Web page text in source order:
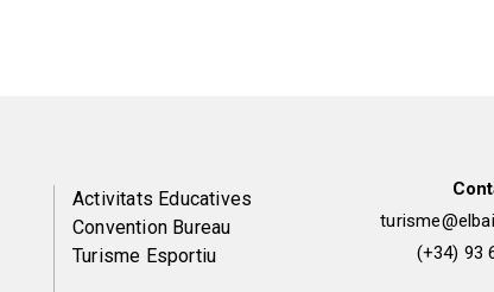
Peu
de
Activitats Educatives
Convention Bureau
Turisme Esportiu
(+34) 93